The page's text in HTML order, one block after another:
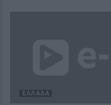
ΕΛΛΆΔΑ